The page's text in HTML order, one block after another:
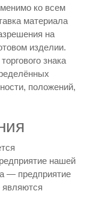
ко всем
материала
на
изделии.
знака
положений,
нашей
— предприятие
являются